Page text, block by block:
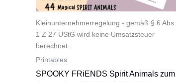
Kleinunternehmerregelung - gemäß § 6 Abs.
1 Z 27 UStG wird keine Umsatzsteuer
berechnet.
Printables
SPOOKY FRiENDS Spirit Animals zum